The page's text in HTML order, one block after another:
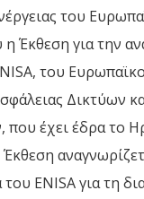
του
Έκθεση για την
του
Δικτύων
έχει έδρα το
ENISA για τη